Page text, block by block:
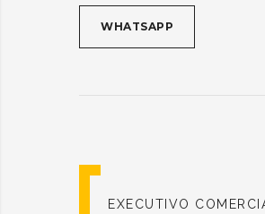
WHATSAPP
EXECUTIVO